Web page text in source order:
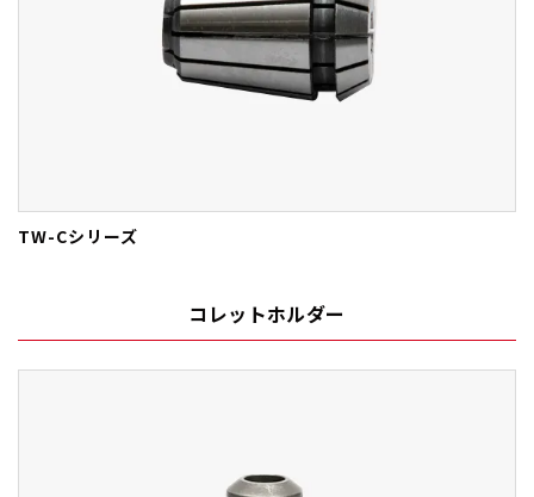
TW-Cシリーズ
コレットホルダー